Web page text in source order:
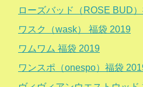
ローズバッド（ROSE BUD
ワスク（wask） 福袋 2019
ワムワム 福袋 2019
ワンスポ（onespo）福袋